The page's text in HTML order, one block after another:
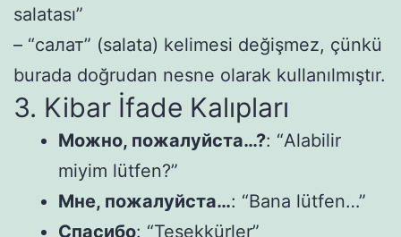
salatası”
– “салат” (salata) kelimesi değişmez, çünkü
burada doğrudan nesne olarak kullanılmıştır.
3. Kibar İfade Kalıpları
Можно, пожалуйста…?: “Alabilir
miyim lütfen?”
Мне, пожалуйста…: “Bana lütfen…”
Спасибо: “Teşekkürler”